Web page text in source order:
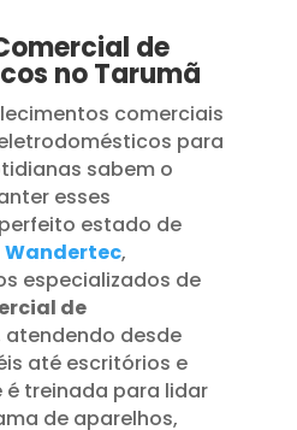
de
no Tarumã
comerciais
para
sabem o
esses
estado de
Wandertec,
especializados de
de
atendendo desde
até escritórios e
é treinada para lidar
de aparelhos,